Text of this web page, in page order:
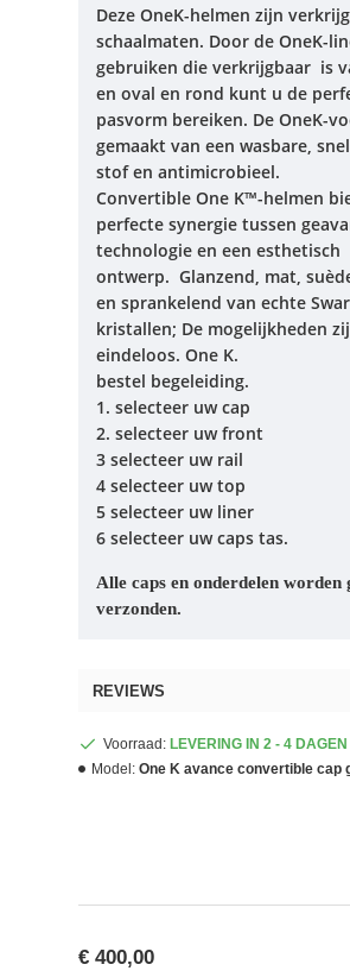
Deze OneK-helmen zijn
schaalmaten. Door de OneK-
gebruiken die verkrijgbaar is
en oval en rond kunt u de
pasvorm bereiken. De OneK-
gemaakt van een wasbare,
stof en antimicrobieel.
Convertible One K™-helmen
perfecte synergie tussen
technologie en een esthetisch
ontwerp. Glanzend, mat,
en sprankelend van echte
kristallen; De mogelijkheden
eindeloos. One K.
bestel begeleiding.
1. selecteer uw cap
2. selecteer uw front
3 selecteer uw rail
4 selecteer uw top
5 selecteer uw liner
6 selecteer uw caps tas.
Alle caps en onderdelen worden
verzonden.
REVIEWS
Voorraad: LEVERING IN 2 - 4 DAGEN
Model: One K avance convertible cap
€ 400,00